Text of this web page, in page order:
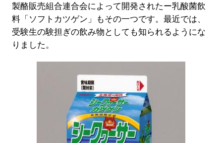
製酪販売組合連合会によって開発されたー乳酸菌飲
料「ソフトカツゲン」もその一つです。最近では、
受験生の験担ぎの飲み物としても知られるようにな
りました。